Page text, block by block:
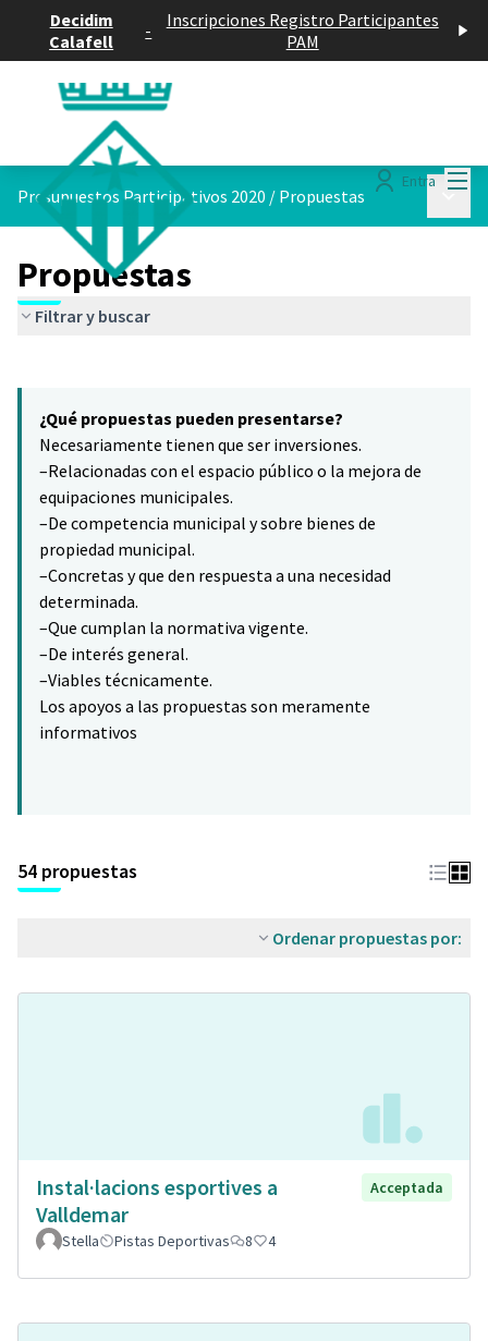
Decidim
Calafell
-
Inscripciones Registro Participantes
PAM
Entra
Presupuestos Participativos 2020 / Propuestas
Propuestas
Filtrar y buscar
−
¿Qué propuestas pueden presentarse?
Necesariamente tienen que ser inversiones.
–Relacionadas con el espacio público o la mejora de
equipaciones municipales.
–De competencia municipal y sobre bienes de
propiedad municipal.
–Concretas y que den respuesta a una necesidad
determinada.
–Que cumplan la normativa vigente.
–De interés general.
–Viables técnicamente.
Los apoyos a las propuestas son meramente
informativos
54 propuestas
Ordenar propuestas por:
Instal·lacions esportives a
Valldemar
Acceptada
Stella Pistas Deportivas 8 4